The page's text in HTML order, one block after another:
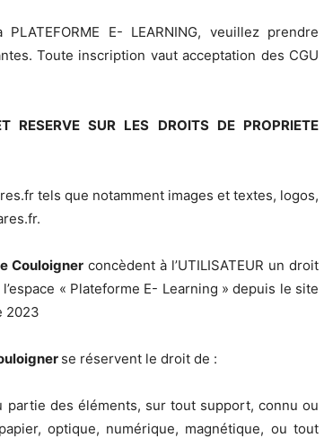
E- LEARNING, veuillez prendre
Toute inscription vaut acceptation des CGU
RESERVE SUR LES DROITS DE PROPRIETE
tels que notamment images et textes, logos,
Couloignerconcèdent à l’UTILISATEUR un droit
« Plateforme E- Learning » depuis le site
2023
se réservent le droit de :
des éléments, sur tout support, connu ou
optique, numérique, magnétique, ou tout